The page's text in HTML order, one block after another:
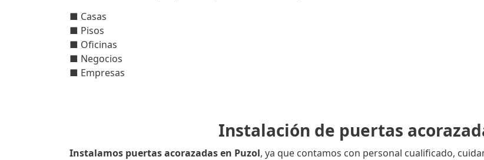
■ Casas
■ Pisos
■ Oficinas
■ Negocios
■ Empresas
Instalación de puertas
Instalamos puertas acorazadas en Puzol, ya que contamos con personal cualificado,